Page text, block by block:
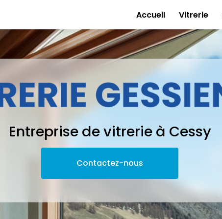
Accueil
Vitrerie
Entreprise de vitrerie à Cessy
Contactez-nous